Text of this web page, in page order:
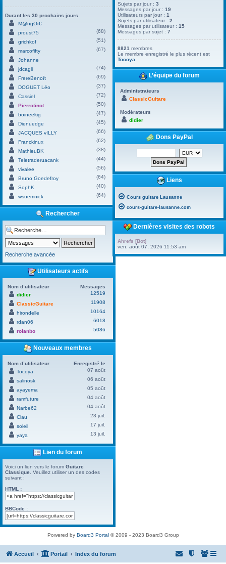
Durant les 30 prochains jours
M@ngOr€
proust75
(68)
grichkof
(51)
marcofifty
(67)
Johanne
jdcagli
(74)
FrereBenoît
(69)
DOGUET Léo
(37)
Cassiel
(72)
Pierrotinot
(50)
boineekig
(47)
Dienuedge
(45)
JACQUES vILLY
(66)
Franckinux
(62)
MathieuBK
(38)
Teletraderuacank
(44)
vivalee
(56)
Bruno Goedefroy
(64)
SophK
(40)
wsuemnick
(64)
Rechercher
Recherche avancée
Utilisateurs actifs
Nom d’utilisateur
Messages
didier
12519
ClassicGuitare
11908
hirondelle
10164
rdan06
6018
rolanbo
5086
Nouveaux membres
Nom d’utilisateur
Enregistré le
Tocoya
07 août
salinosk
06 août
ayayema
05 août
ramfuture
04 août
Narbe62
04 août
Clau
23 juil.
soleil
17 juil.
yaya
13 juil.
Lien du forum
Voici un lien vers le forum Guitare
Classique . Veuillez utiliser un des codes
suivant :
HTML :
BBCode :
Sujets par jour :3
Messages par jour :19
Utilisateurs par jour :1
Sujets par utilisateur :2
Messages par utilisateur :15
Messages par sujet :7
8821 membres
Le membre enregistré le plus récent est
Tocoya
L’équipe du forum
Administrateurs
ClassicGuitare
Modérateurs
didier
Dons PayPal
Liens
Cours guitare Lausanne
cours-guitare-lausanne.com
Dernières visites des robots
Ahrefs [Bot]
ven. août 07, 2026 11:53 am
Powered by Board3 Portal© 2009 - 2023 Board3 Group
Accueil Portail Index du forum